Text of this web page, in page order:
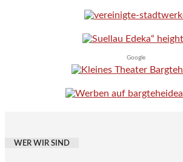
Google
WER WIR SIND